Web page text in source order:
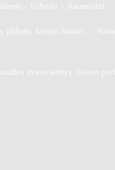
– Urheilu – Aamulehti
jälleen, kertoo Savon …
avaus siirtyy iloisen